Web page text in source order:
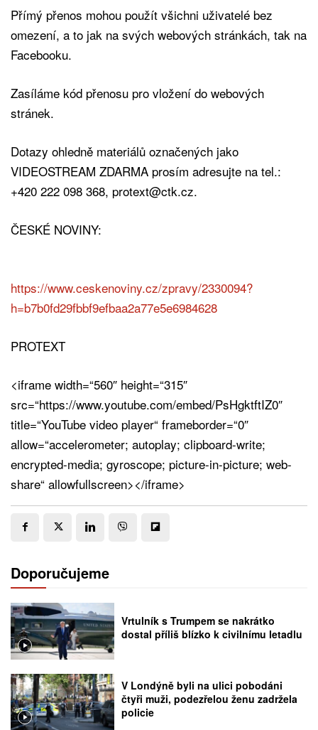
Přímý přenos mohou použít všichni uživatelé bez
omezení, a to jak na svých webových stránkách, tak na
Facebooku.
Zasíláme kód přenosu pro vložení do webových
stránek.
Dotazy ohledně materiálů označených jako
VIDEOSTREAM ZDARMA prosím adresujte na tel.:
+420 222 098 368, protext@ctk.cz.
ČESKÉ NOVINY:
https://www.ceskenoviny.cz/zpravy/2330094?
h=b7b0fd29fbbf9efbaa2a77e5e6984628
PROTEXT
<iframe width=“560″ height=“315″
src=“https://www.youtube.com/embed/PsHgktftIZ0″
title=“YouTube video player“ frameborder=“0″
allow=“accelerometer; autoplay; clipboard-write;
encrypted-media; gyroscope; picture-in-picture; web-
share“ allowfullscreen></iframe>
Doporučujeme
Vrtulník s Trumpem se nakrátko
dostal příliš blízko k civilnímu letadlu
V Londýně byli na ulici pobodáni
čtyři muži, podezřelou ženu zadržela
policie